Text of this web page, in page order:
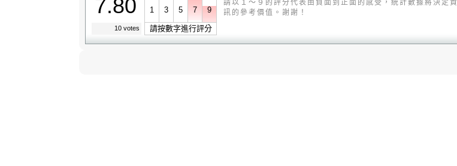
7.80
10 votes
1 3 5 7 9
請按數字進行評分
請以１～９的評分代表由負面到正面的感受，統計數據將決定資
訊的參考價值。謝謝！